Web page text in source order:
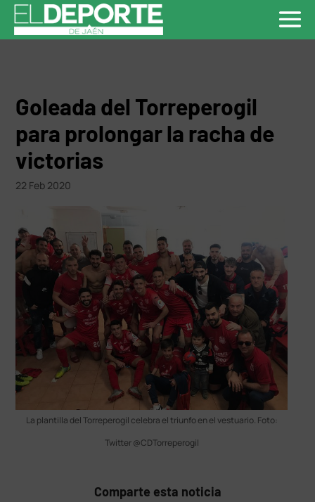
Goleada del Torreperogil
para prolongar la racha de
victorias
22 Feb 2020
La plantilla del Torreperogil celebra el triunfo en el vestuario. Foto:
Twitter @CDTorreperogil
Comparte esta noticia